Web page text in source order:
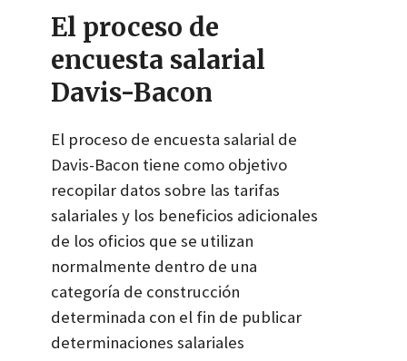
El proceso de
encuesta salarial
Davis-Bacon
El proceso de encuesta salarial de
Davis-Bacon tiene como objetivo
recopilar datos sobre las tarifas
salariales y los beneficios adicionales
de los oficios que se utilizan
normalmente dentro de una
categoría de construcción
determinada con el fin de publicar
determinaciones salariales